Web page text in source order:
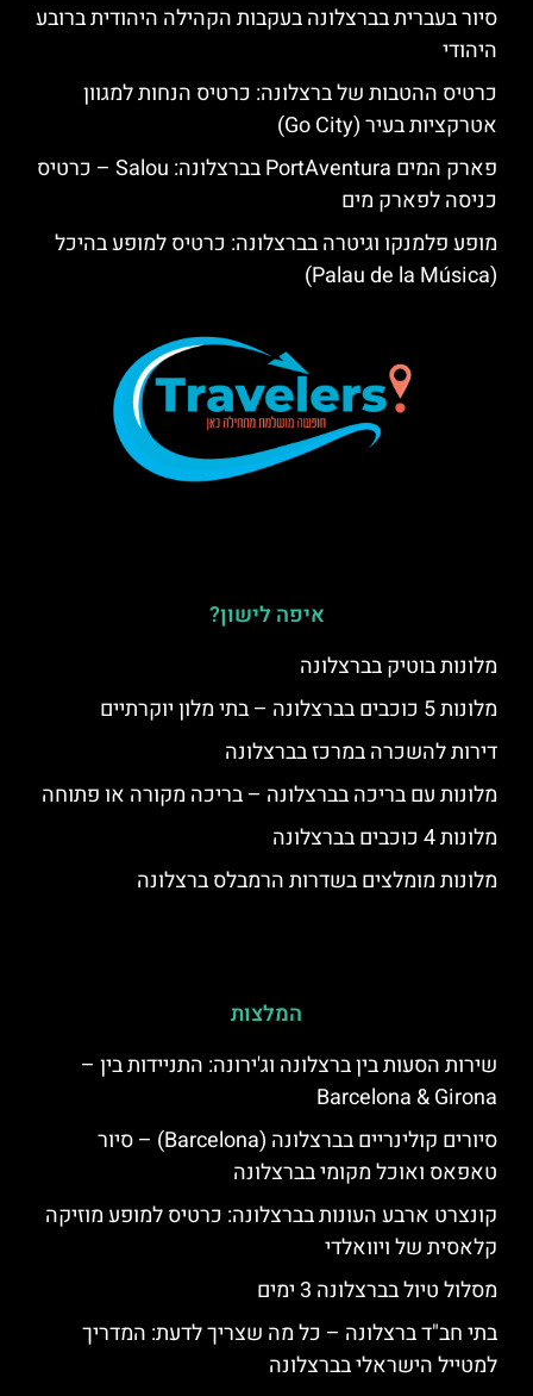
סיור בעברית בברצלונה בעקבות הקהילה היהודית ברובע
היהודי
כרטיס ההטבות של ברצלונה: כרטיס הנחות למגוון
אטרקציות בעיר (Go City)
פארק המים PortAventura בברצלונה: Salou – כרטיס
כניסה לפארק מים
מופע פלמנקו וגיטרה בברצלונה: כרטיס למופע בהיכל
(Palau de la Música)
איפה לישון?
מלונות בוטיק בברצלונה
מלונות 5 כוכבים בברצלונה – בתי מלון יוקרתיים
דירות להשכרה במרכז בברצלונה
מלונות עם בריכה בברצלונה – בריכה מקורה או פתוחה
מלונות 4 כוכבים בברצלונה
מלונות מומלצים בשדרות הרמבלס ברצלונה
המלצות
שירות הסעות בין ברצלונה וג'ירונה: התניידות בין –
Barcelona & Girona
סיורים קולינריים בברצלונה (Barcelona) – סיור
טאפאס ואוכל מקומי בברצלונה
קונצרט ארבע העונות בברצלונה: כרטיס למופע מוזיקה
קלאסית של ויוואלדי
מסלול טיול בברצלונה 3 ימים
בתי חב"ד ברצלונה – כל מה שצריך לדעת: המדריך
למטייל הישראלי בברצלונה